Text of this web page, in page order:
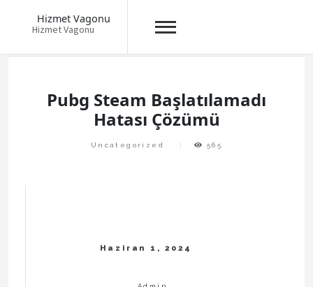
Hizmet Vagonu
Hizmet Vagonu
Pubg Steam Başlatılamadı
Hatası Çözümü
Uncategorized 565